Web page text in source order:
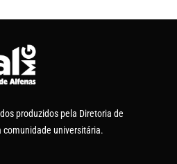
produzidos pela Diretoria de
comunidade universitária.